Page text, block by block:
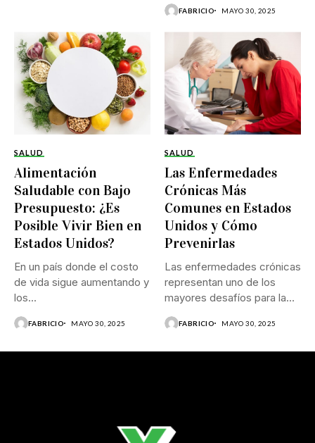
FABRICIO MAYO 30, 2025
SALUD
Alimentación
Saludable con Bajo
Presupuesto: ¿Es
Posible Vivir Bien en
Estados Unidos?
En un país donde el costo
de vida sigue aumentando y
los...
FABRICIO MAYO 30, 2025
SALUD
Las Enfermedades
Crónicas Más
Comunes en Estados
Unidos y Cómo
Prevenirlas
Las enfermedades crónicas
representan uno de los
mayores desafíos para la
salud...
FABRICIO MAYO 30, 2025